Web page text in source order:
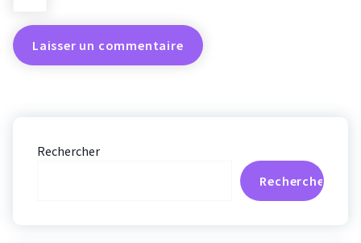
Rechercher
Rechercher